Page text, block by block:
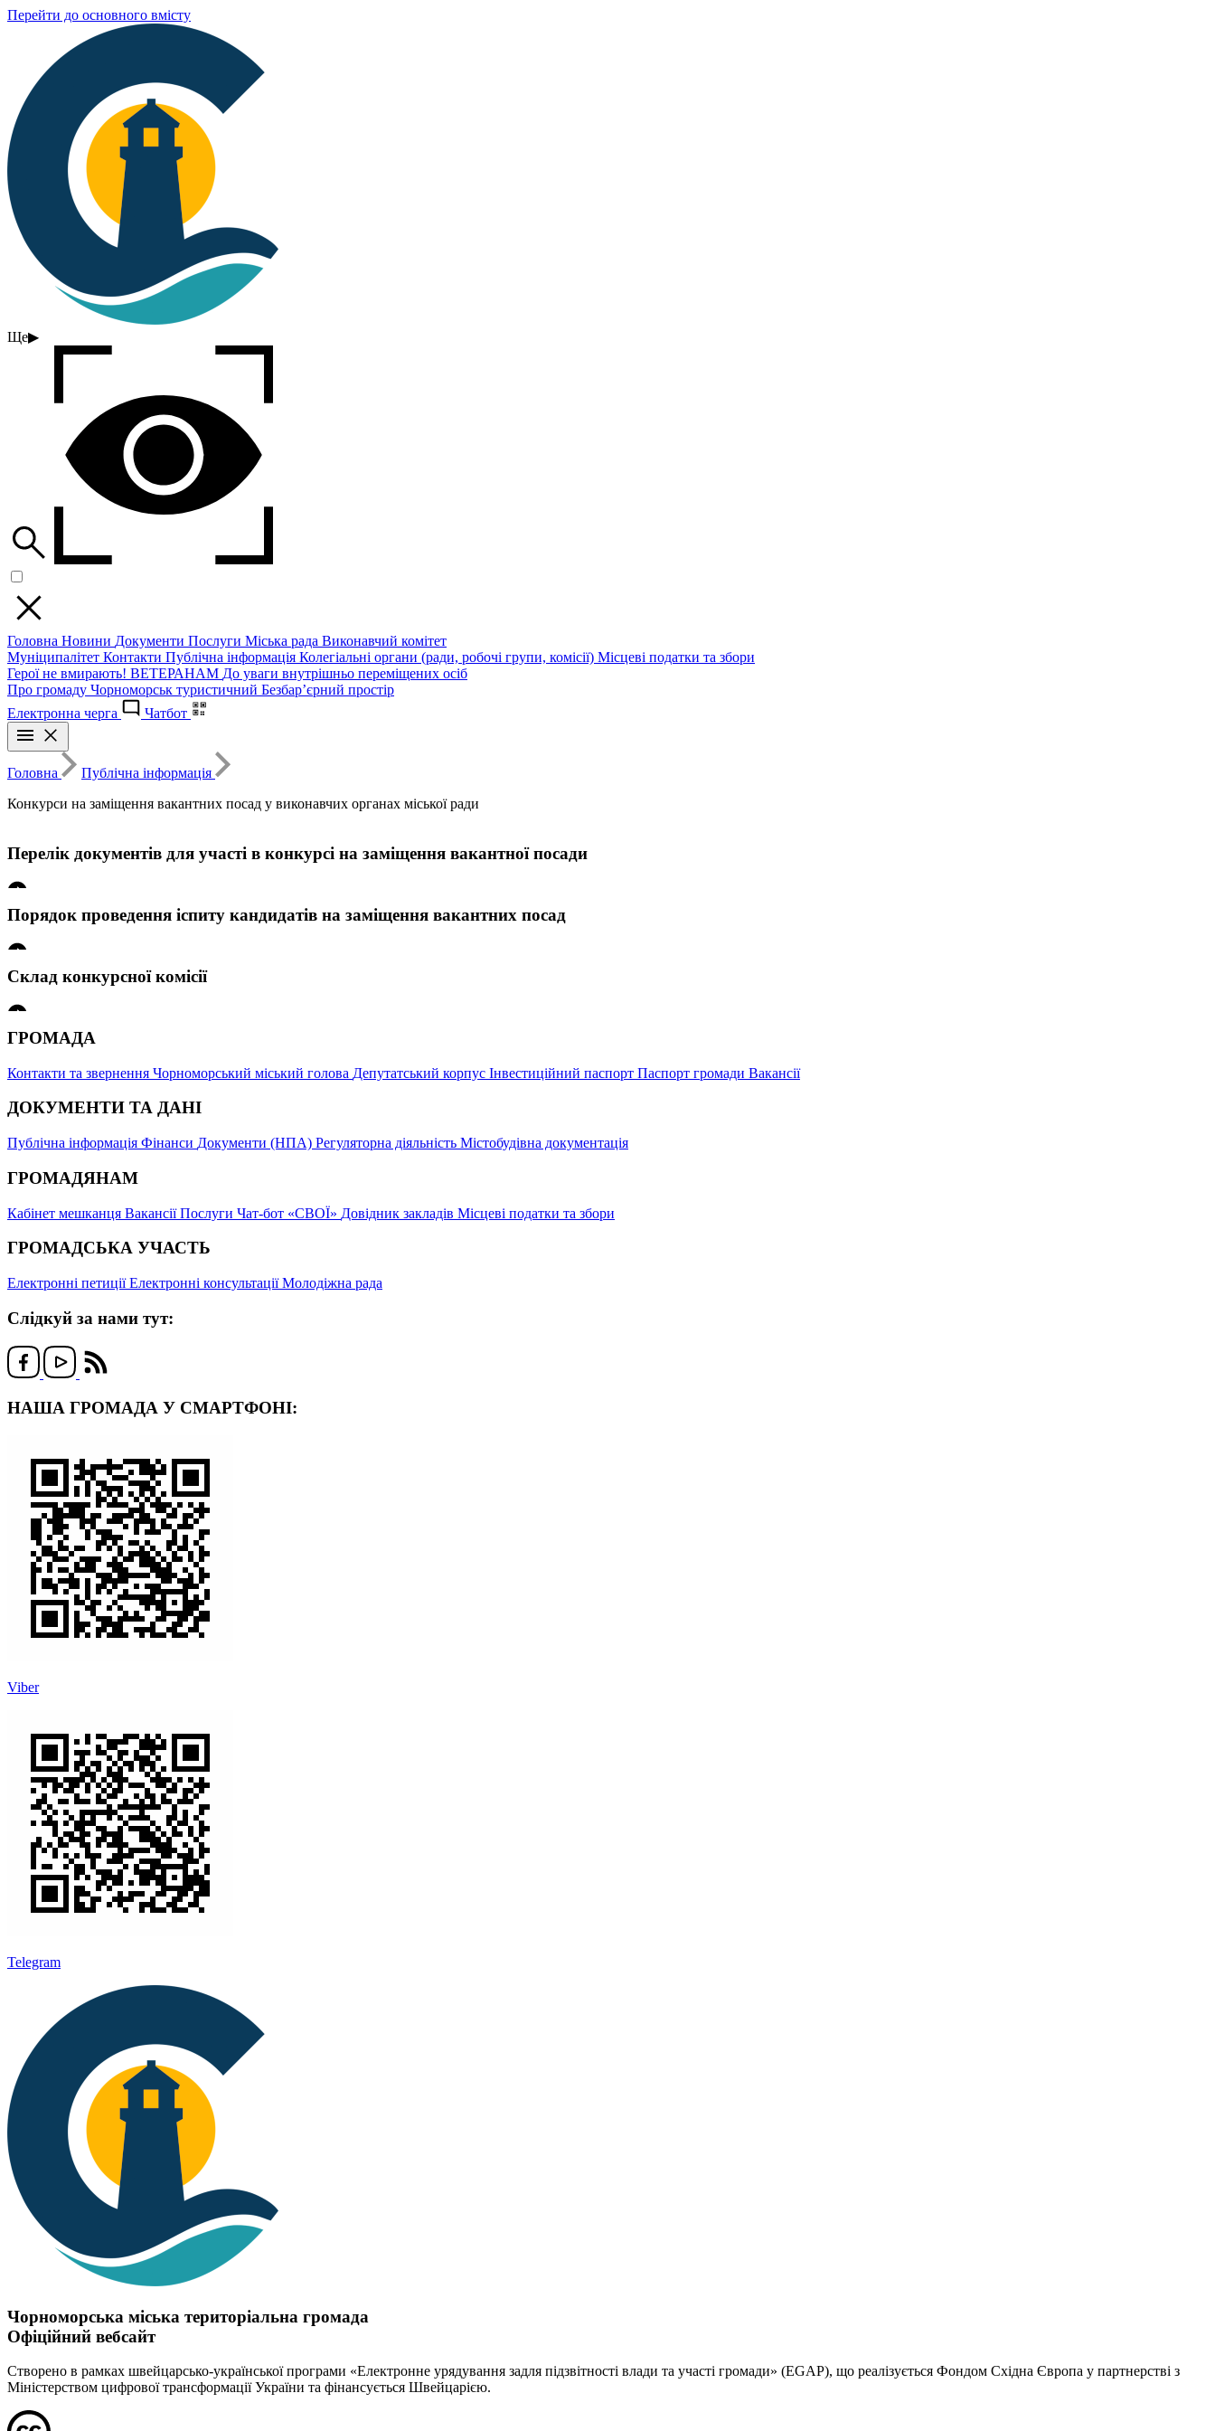
Перейти до основного вмісту
Ще▶
Головна Новини Документи Послуги Міська рада Виконавчий комітет
Муніципалітет Контакти Публічна інформація Колегіальні органи (ради, робочі групи, комісії) Місцеві податки та збори
Герої не вмирають! ВЕТЕРАНАМ До уваги внутрішньо переміщених осіб
Про громаду Чорноморськ туристичний Безбар’єрний простір
Електронна черга
Чатбот
Головна
Публічна інформація
Конкурси на заміщення вакантних посад у виконавчих органах міської ради
Перелік документів для участі в конкурсі на заміщення вакантної посади
Перелік документів для участі в конкурсі на заміщення вакантної посади
Вакансії
Порядок проведення іспиту кандидатів на заміщення вакантних посад
Порядок проведення конкурсу на заміщення вакантних посад
Склад конкурсної комісії
Склад конкурсної комісії
ГРОМАДА
Контакти та звернення Чорноморський міський голова Депутатський корпус Інвестиційний паспорт Паспорт громади Вакансії
ДОКУМЕНТИ ТА ДАНІ
Публічна інформація Фінанси Документи (НПА) Регуляторна діяльність Містобудівна документація
ГРОМАДЯНАМ
Кабінет мешканця ВакансіїПослуги Чат-бот «СВОЇ» Довідник закладів Місцеві податки та збори
ГРОМАДСЬКА УЧАСТЬ
Електронні петиціїЕлектронні консультаціїМолодіжна рада
Слідкуй за нами тут:
НАША ГРОМАДА У СМАРТФОНІ:
Viber
Telegram
Чорноморська міська територіальна громада
Офіційний вебсайт
Створено в рамках швейцарсько-української програми «Електронне урядування задля підзвітності влади та участі громади» (EGAP), що реалізується Фондом Східна Європа у партнерстві з
Міністерством цифрової трансформації України та фінансується Швейцарією.